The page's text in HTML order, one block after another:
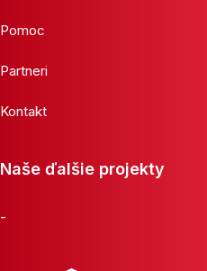
Pomoc
Partneri
Kontakt
Naše ďalšie projekty
-